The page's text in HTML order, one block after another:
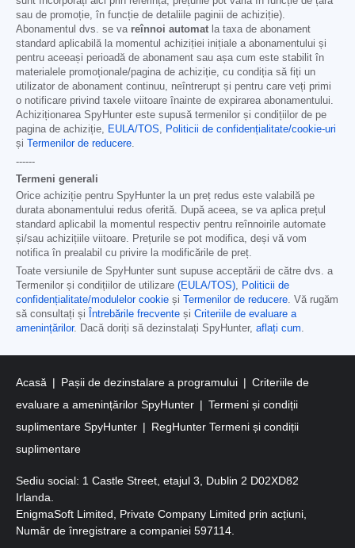
sau de promoție, în funcție de detaliile paginii de achiziție).
Abonamentul dvs. se va reînnoi automat la taxa de abonament
standard aplicabilă la momentul achiziției inițiale a abonamentului și
pentru aceeași perioadă de abonament sau așa cum este stabilit în
materialele promoționale/pagina de achiziție, cu condiția să fiți un
utilizator de abonament continuu, neîntrerupt și pentru care veți primi
o notificare privind taxele viitoare înainte de expirarea abonamentului.
Achiziționarea SpyHunter este supusă termenilor și condițiilor de pe
pagina de achiziție,
EULA/TOS
Politicii de confidențialitate/cookie-uri
și Termenilor de reducere
------
Termeni generali
Orice achiziție pentru SpyHunter la un preț redus este valabilă pe
durata abonamentului redus oferită. După aceea, se va aplica prețul
standard aplicabil la momentul respectiv pentru reînnoirile automate
și/sau achizițiile viitoare. Prețurile se pot modifica, deși vă vom
notifica în prealabil cu privire la modificările de preț.
Toate versiunile de SpyHunter sunt supuse acceptării de către dvs. a
Termenilor și condițiilor de utilizare (EULA/TOS)
Politicii de
confidențialitate/modulelor cookie și Termenilor de reducere . Vă rugăm
să consultați și
Întrebările frecvente și Criteriile de evaluare a
amenințărilor. Dacă doriți să dezinstalați SpyHunter, aflați cum
Acasă Pașii de dezinstalare a programului
Criteriile de
evaluare a amenințărilor SpyHunter
Termeni și condiții
suplimentare SpyHunter
RegHunter Termeni și condiții
suplimentare
Sediu social: 1 Castle Street, etajul 3, Dublin 2 D02XD82
Irlanda.
EnigmaSoft Limited, Private Company Limited prin acțiuni,
Număr de înregistrare a companiei 597114.